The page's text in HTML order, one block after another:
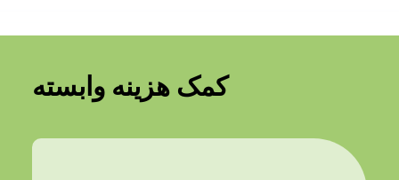
کمک هزینه وابسته